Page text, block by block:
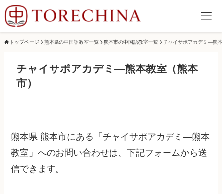
トップページ 熊本県の中国語教室一覧 熊本市の中国語教室一覧 チャイサポアカデミ―熊
チャイサポアカデミ―熊本教室（熊本
市）
熊本県 熊本市にある「チャイサポアカデミ―熊本
教室」へのお問い合わせは、下記フォームから送
信できます。